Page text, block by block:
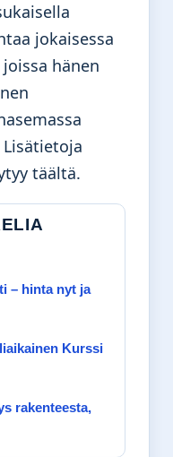
jokaisessa
hänen
Lisätietoja
täältä.
– hinta nyt ja
Kurssi
rakenteesta,